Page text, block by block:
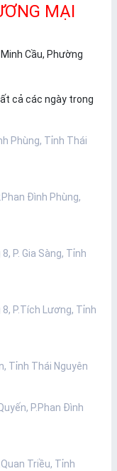
MẠI
Cầu, Phường
cả các ngày trong
Phùng, Tỉnh Thái
Đình Phùng,
P. Gia Sàng, Tỉnh
P.Tích Lương, Tỉnh
Tỉnh Thái Nguyên
P.Phan Đình
Triều, Tỉnh